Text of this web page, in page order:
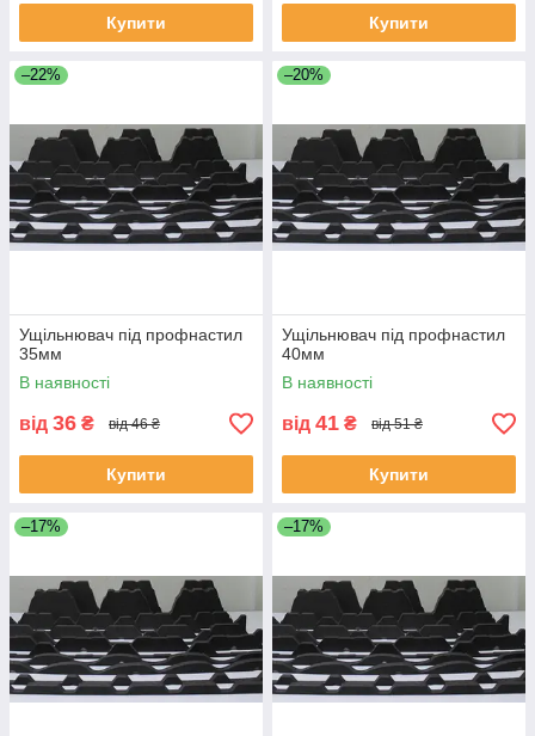
Купити Купити
–22%
Ущільнювач під профнастил
35мм
В наявності
від 36 ₴ від 46 ₴
Купити
–20%
Ущільнювач під профнастил
40мм
В наявності
від 41 ₴ від 51 ₴
Купити
–17% –17%